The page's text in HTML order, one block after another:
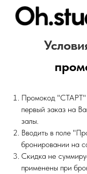
Промокод "СТАРТ"
первый заказ на
залы.
Вводить в поле
бронировании на
Скидка не
применены при